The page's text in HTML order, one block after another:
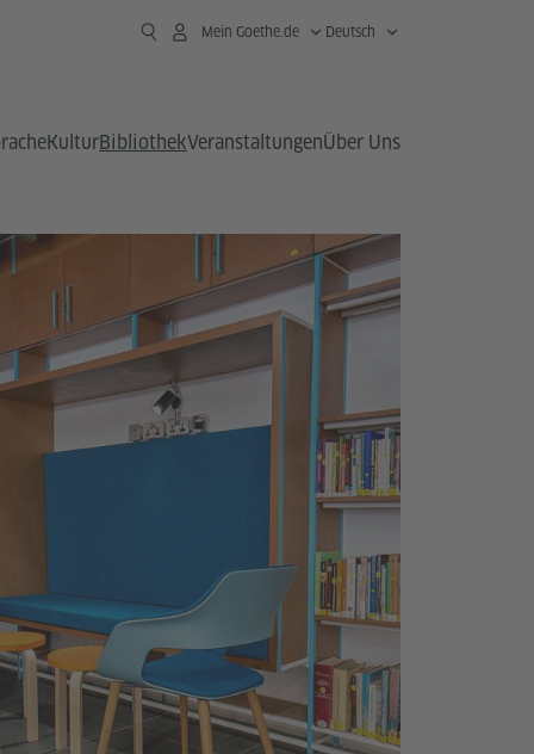
Mein Goethe.de Deutsch
KulturBibliothekVeranstaltungenÜber Uns